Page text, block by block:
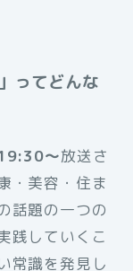
ってどんな
～放送さ
・美容・住ま
話題の一つの
践していくこ
常識を発見し